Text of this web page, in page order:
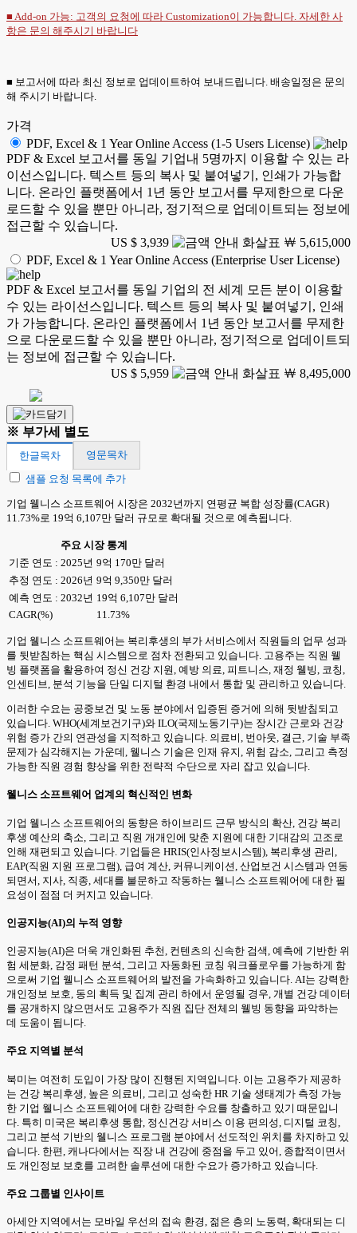
■ Add-on 가능: 고객의 요청에 따라 Customization이 가능합니다. 자세한 사
항은 문의 해주시기 바랍니다
■ 보고서에 따라 최신 정보로 업데이트하여 보내드립니다. 배송일정은 문의
해 주시기 바랍니다.
가격
PDF, Excel & 1 Year Online Access (1-5 Users License)
PDF & Excel 보고서를 동일 기업내 5명까지 이용할 수 있는 라
이선스입니다. 텍스트 등의 복사 및 붙여넣기, 인쇄가 가능합
니다. 온라인 플랫폼에서 1년 동안 보고서를 무제한으로 다운
로드할 수 있을 뿐만 아니라, 정기적으로 업데이트되는 정보에
접근할 수 있습니다.
US $ 3,939
￦ 5,615,000
PDF, Excel & 1 Year Online Access (Enterprise User License)
PDF & Excel 보고서를 동일 기업의 전 세계 모든 분이 이용할
수 있는 라이선스입니다. 텍스트 등의 복사 및 붙여넣기, 인쇄
가 가능합니다. 온라인 플랫폼에서 1년 동안 보고서를 무제한
으로 다운로드할 수 있을 뿐만 아니라, 정기적으로 업데이트되
는 정보에 접근할 수 있습니다.
US $ 5,959
￦ 8,495,000
※ 부가세 별도
한글목차
영문목차
샘플 요청 목록에 추가
기업 웰니스 소프트웨어 시장은 2032년까지 연평균 복합 성장률(CAGR)
11.73%로 19억 6,107만 달러 규모로 확대될 것으로 예측됩니다.
주요 시장 통계
기준 연도 : 2025년 9억 170만 달러
추정 연도 : 2026년 9억 9,350만 달러
예측 연도 : 2032년 19억 6,107만 달러
CAGR(%)
11.73%
기업 웰니스 소프트웨어는 복리후생의 부가 서비스에서 직원들의 업무 성과
를 뒷받침하는 핵심 시스템으로 점차 전환되고 있습니다. 고용주는 직원 웰
빙 플랫폼을 활용하여 정신 건강 지원, 예방 의료, 피트니스, 재정 웰빙, 코칭,
인센티브, 분석 기능을 단일 디지털 환경 내에서 통합 및 관리하고 있습니다.
이러한 수요는 공중보건 및 노동 분야에서 입증된 증거에 의해 뒷받침되고
있습니다. WHO(세계보건기구)와 ILO(국제노동기구)는 장시간 근로와 건강
위험 증가 간의 연관성을 지적하고 있습니다. 의료비, 번아웃, 결근, 기술 부족
문제가 심각해지는 가운데, 웰니스 기술은 인재 유지, 위험 감소, 그리고 측정
가능한 직원 경험 향상을 위한 전략적 수단으로 자리 잡고 있습니다.
웰니스 소프트웨어 업계의 혁신적인 변화
기업 웰니스 소프트웨어의 동향은 하이브리드 근무 방식의 확산, 건강 복리
후생 예산의 축소, 그리고 직원 개개인에 맞춘 지원에 대한 기대감의 고조로
인해 재편되고 있습니다. 기업들은 HRIS(인사정보시스템), 복리후생 관리,
EAP(직원 지원 프로그램), 급여 계산, 커뮤니케이션, 산업보건 시스템과 연동
되면서, 지사, 직종, 세대를 불문하고 작동하는 웰니스 소프트웨어에 대한 필
요성이 점점 더 커지고 있습니다.
인공지능(AI)의 누적 영향
인공지능(AI)은 더욱 개인화된 추천, 컨텐츠의 신속한 검색, 예측에 기반한 위
험 세분화, 감정 패턴 분석, 그리고 자동화된 코칭 워크플로우를 가능하게 함
으로써 기업 웰니스 소프트웨어의 발전을 가속화하고 있습니다. AI는 강력한
개인정보 보호, 동의 획득 및 집계 관리 하에서 운영될 경우, 개별 건강 데이터
를 공개하지 않으면서도 고용주가 직원 집단 전체의 웰빙 동향을 파악하는
데 도움이 됩니다.
주요 지역별 분석
북미는 여전히 도입이 가장 많이 진행된 지역입니다. 이는 고용주가 제공하
는 건강 복리후생, 높은 의료비, 그리고 성숙한 HR 기술 생태계가 측정 가능
한 기업 웰니스 소프트웨어에 대한 강력한 수요를 창출하고 있기 때문입니
다. 특히 미국은 복리후생 통합, 정신건강 서비스 이용 편의성, 디지털 코칭,
그리고 분석 기반의 웰니스 프로그램 분야에서 선도적인 위치를 차지하고 있
습니다. 한편, 캐나다에서는 직장 내 건강에 중점을 두고 있어, 종합적이면서
도 개인정보 보호를 고려한 솔루션에 대한 수요가 증가하고 있습니다.
주요 그룹별 인사이트
아세안 지역에서는 모바일 우선의 접속 환경, 젊은 층의 노동력, 확대되는 디